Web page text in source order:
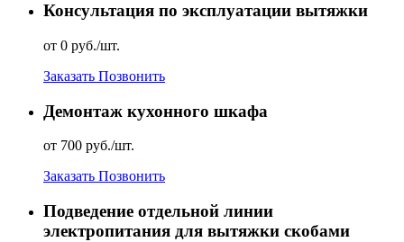
Консультация по эксплуатации вытяжки
от 0 руб./шт.
Заказать Позвонить
Демонтаж кухонного шкафа
от 700 руб./шт.
Заказать Позвонить
Подведение отдельной линии
электропитания для вытяжки скобами